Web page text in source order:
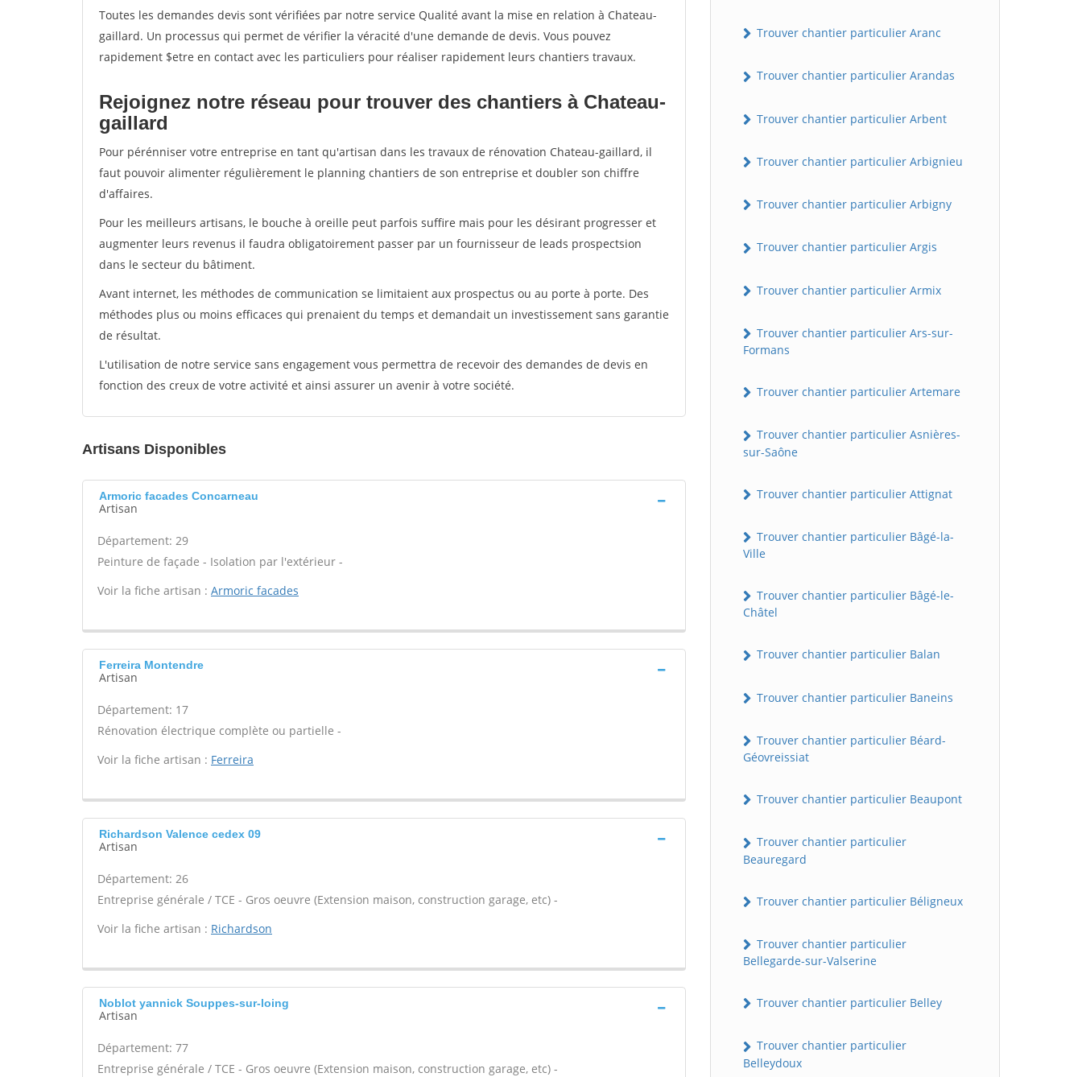
Toutes les demandes devis sont vérifiées par notre service Qualité avant la mise en relation à Chateau-
gaillard. Un processus qui permet de vérifier la véracité d'une demande de devis. Vous pouvez
rapidement $etre en contact avec les particuliers pour réaliser rapidement leurs chantiers travaux.
Rejoignez notre réseau pour trouver des chantiers à Chateau-
gaillard
Pour pérénniser votre entreprise en tant qu'artisan dans les travaux de rénovation Chateau-gaillard, il
faut pouvoir alimenter régulièrement le planning chantiers de son entreprise et doubler son chiffre
d'affaires.
Pour les meilleurs artisans, le bouche à oreille peut parfois suffire mais pour les désirant progresser et
augmenter leurs revenus il faudra obligatoirement passer par un fournisseur de leads prospectsion
dans le secteur du bâtiment.
Avant internet, les méthodes de communication se limitaient aux prospectus ou au porte à porte. Des
méthodes plus ou moins efficaces qui prenaient du temps et demandait un investissement sans garantie
de résultat.
L'utilisation de notre service sans engagement vous permettra de recevoir des demandes de devis en
fonction des creux de votre activité et ainsi assurer un avenir à votre société.
Artisans Disponibles
Armoric facades Concarneau
Artisan
Département: 29
Peinture de façade - Isolation par l'extérieur -
Voir la fiche artisan : Armoric facades
Ferreira Montendre
Artisan
Département: 17
Rénovation électrique complète ou partielle -
Voir la fiche artisan : Ferreira
Richardson Valence cedex 09
Artisan
Département: 26
Entreprise générale / TCE - Gros oeuvre (Extension maison, construction garage, etc) -
Voir la fiche artisan : Richardson
Noblot yannick Souppes-sur-loing
Artisan
Département: 77
Entreprise générale / TCE - Gros oeuvre (Extension maison, construction garage, etc) -
Trouver chantier particulier Aranc
Trouver chantier particulier Arandas
Trouver chantier particulier Arbent
Trouver chantier particulier Arbignieu
Trouver chantier particulier Arbigny
Trouver chantier particulier Argis
Trouver chantier particulier Armix
Trouver chantier particulier Ars-sur-
Formans
Trouver chantier particulier Artemare
Trouver chantier particulier Asnières-
sur-Saône
Trouver chantier particulier Attignat
Trouver chantier particulier Bâgé-la-
Ville
Trouver chantier particulier Bâgé-le-
Châtel
Trouver chantier particulier Balan
Trouver chantier particulier Baneins
Trouver chantier particulier Béard-
Géovreissiat
Trouver chantier particulier Beaupont
Trouver chantier particulier
Beauregard
Trouver chantier particulier Béligneux
Trouver chantier particulier
Bellegarde-sur-Valserine
Trouver chantier particulier Belley
Trouver chantier particulier
Belleydoux